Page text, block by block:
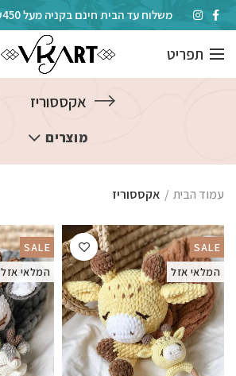
משלוח עד הבית חינם בקניה מעל ₪450
תפריט
אקססוריז
מוצרים
עמוד הבית אקססוריז
SALE
המלאי אזל
SALE
המלאי אזל